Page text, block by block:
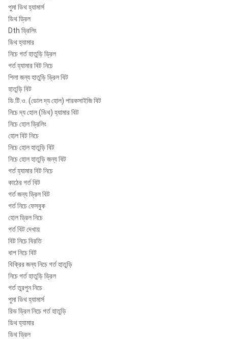
পুমা ডিথ হ্যামার্স
ডিথ ড্রিল
Dth ড্রিলিং
ডিথ হ্যামার
নিচে গর্ত হাতুড়ি ড্রিল
গর্ত হ্যামার বিট নিচে
শিলা জন্য হাতুড়ি ড্রিল বিট
হাতুড়ি বিট
ডি.টি.ও. (ডোল দ্য হোল) পারকসাইজি বিট
নিচে দ্য হোল (ডিথ) হ্যামার বিট
নিচে হোল ড্রিলিং
হোল বিট নিচে
নিচে হোল হাতুড়ি বিট
নিচে হোল হাতুড়ি জন্য বিট
গর্ত হ্যামার বিট নিচে
কাঠের গর্ত বিট
গর্ত জন্য ড্রিল বিট
গর্ত নিচে ফেসবুক
হোল ড্রিল নিচে
গর্ত বিট দেখায়
বিট নিচে বিরতি
ধাপ নিচে বিট
বিক্রির জন্য নিচে গর্ত হাতুড়ি
নিচে গর্ত হাতুড়ি ড্রিল
গর্ত তুরপুন নিচে
পুমা ডিথ হ্যামার্স
রিভ ড্রিল নিচে গর্ত হাতুড়ি
ডিথ হ্যামার
ডিথ ড্রিল